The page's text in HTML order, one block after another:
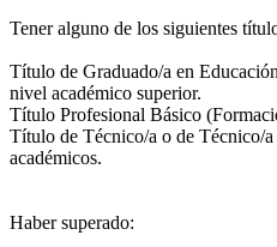
Tener alguno de los siguientes
Título de Graduado/a en
nivel académico superior.
Título Profesional Básico
Título de Técnico/a o de Técnico/
académicos.
Haber superado: